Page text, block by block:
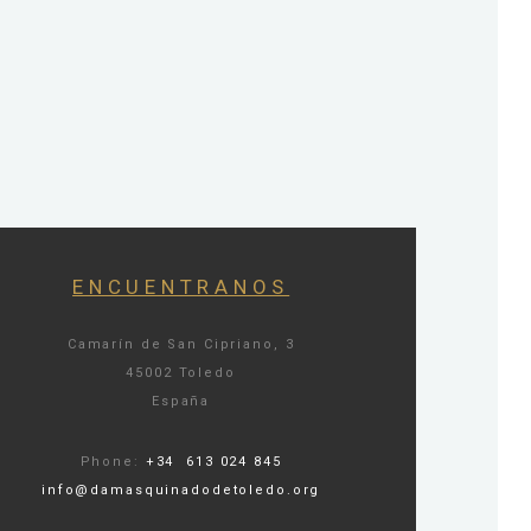
ENCUENTRANOS
Camarín de San Cipriano, 3
45002 Toledo
España
Phone: +34 613 024 845
info@damasquinadodetoledo.org